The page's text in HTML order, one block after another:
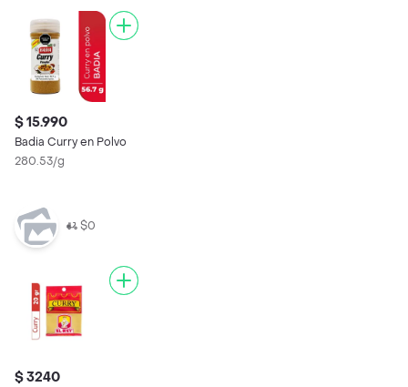
$ 15.990
Badia Curry en Polvo
280.53/g
$0
$ 3240